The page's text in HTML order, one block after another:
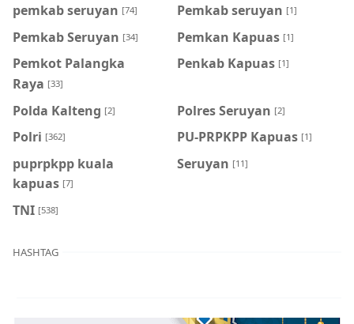
pemkab seruyan [74] Pemkab seruyan [1]
Pemkab Seruyan [34] Pemkan Kapuas [1]
Pemkot Palangka
Raya [33]
Penkab Kapuas [1]
Polda Kalteng [2] Polres Seruyan [2]
Polri [362] PU-PRPKPP Kapuas [1]
puprpkpp kuala
kapuas [7]
Seruyan [11]
TNI [538]
HASHTAG